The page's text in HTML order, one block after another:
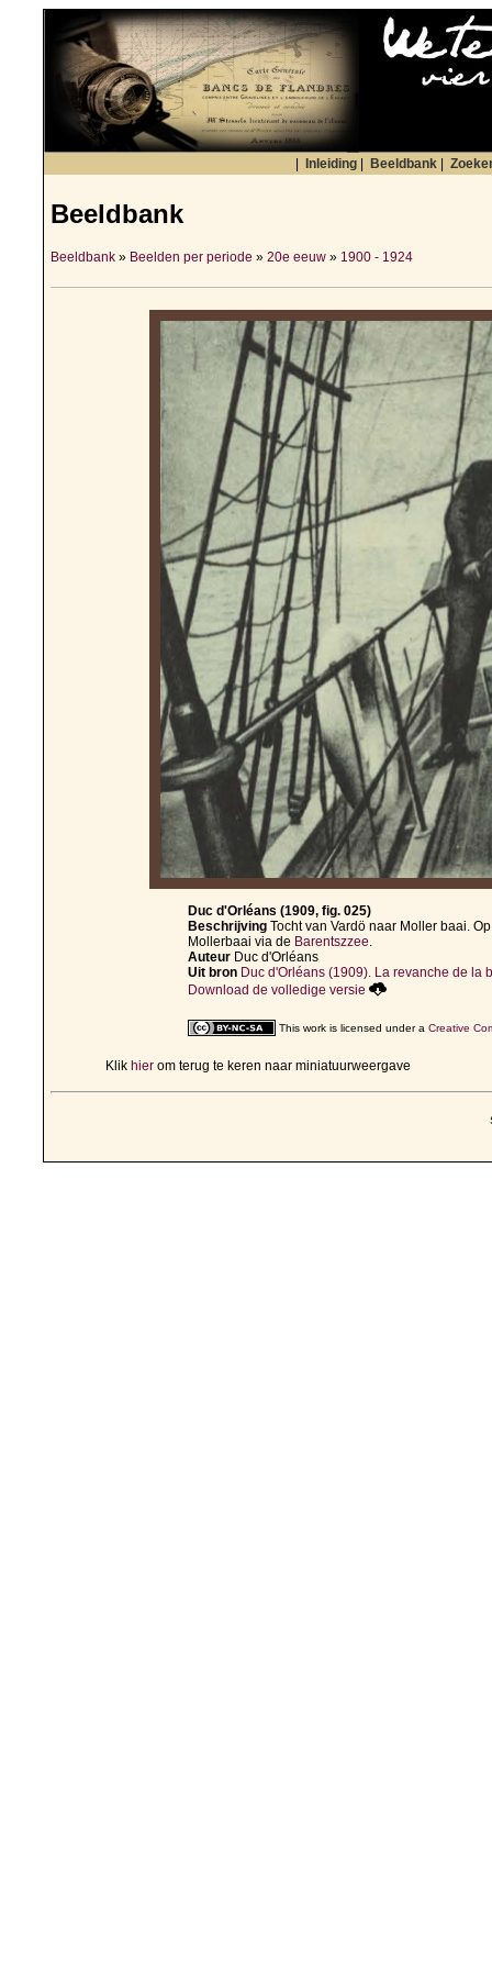
Inleiding Beeldbank
Beeldbank
Beeldbank » Beelden per periode » 20e eeuw » 1900 - 1924
Duc d'Orléans (1909, fig. 025)
Beschrijving Tocht van Vardö naar Moller baai.
Mollerbaai via de Barentszzee.
Auteur Duc d'Orléans
Uit bron Duc d'Orléans (1909). La revanche de la
Download de volledige versie
This work is licensed under a Creative
Klik hier om terug te keren naar miniatuurweergave